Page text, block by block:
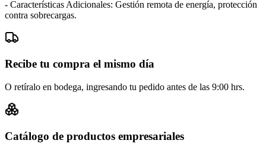
- Características Adicionales: Gestión remota de energía, protección
contra sobrecargas.
Recibe tu compra el mismo día
O retíralo en bodega, ingresando tu pedido antes de las 9:00 hrs.
Catálogo de productos empresariales